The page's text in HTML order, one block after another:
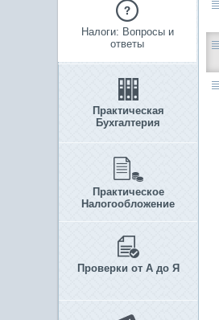
Налоги: Вопросы и
ответы
Практическая
Бухгалтерия
Практическое
Налогообложение
Проверки от А до Я